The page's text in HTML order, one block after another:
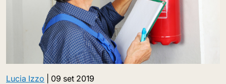
Lucia Izzo 09 set 2019